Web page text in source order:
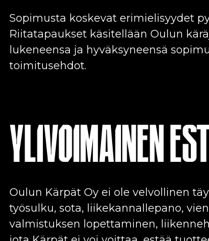
Sopimusta koskevat erimielisyydet
Riitatapaukset käsitellään Oulun
lukeneensa ja hyväksyneensä
toimitusehdot.
YLIVOIMAINEN
Oulun Kärpät Oy ei ole velvollinen
työsulku, sota, liikekannallepano,
valmistuksen lopettaminen,